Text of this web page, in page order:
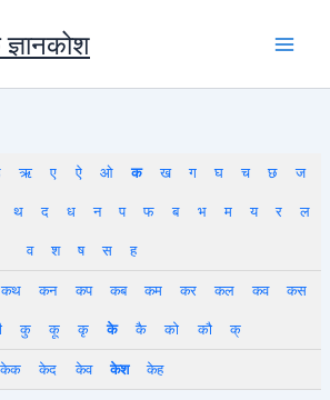
ऋ ए ऐ ओ क ख ग घ च छ
ज
थ द ध न प फ ब भ म य र
ल
व
श ष स
ह
कथ कन कप कब कम कर कल कव
कस
कु कू कृ के कै को कौ
क्
केक
केद केव केश केह